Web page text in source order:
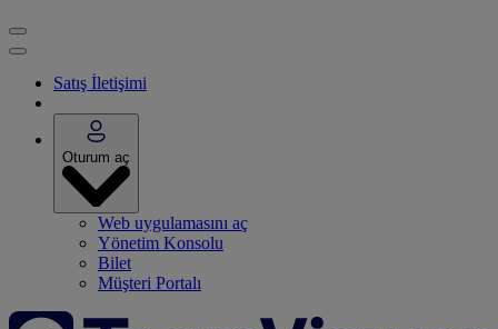
Satış İletişimi
Oturum aç
Web uygulamasını aç
Yönetim Konsolu
Bilet
Müşteri Portalı